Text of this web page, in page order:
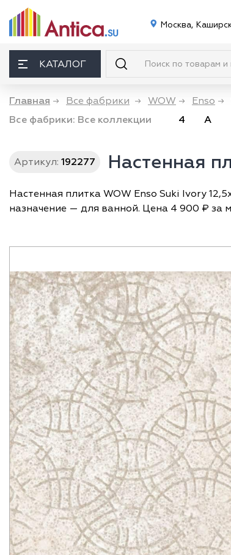
Москва,
КАТАЛОГ
Главная → Все фабрики → WOW → Enso →
Все фабрики: Все коллекции 4 A
Артикул: 192277 Настенная
Настенная плитка WOW Enso Suki Ivory
назначение — для ванной. Цена 4 900 ₽ за